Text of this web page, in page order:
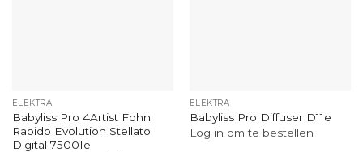
ELEKTRA
Babyliss Pro 4Artist Fohn
Rapido Evolution Stellato
Digital 7500Ie
ELEKTRA
Babyliss Pro Diffuser D11e
Log in om te bestellen